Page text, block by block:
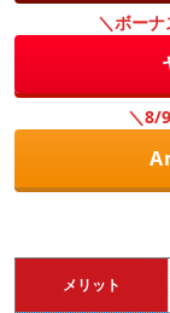
＼ボー
＼8/
メリット